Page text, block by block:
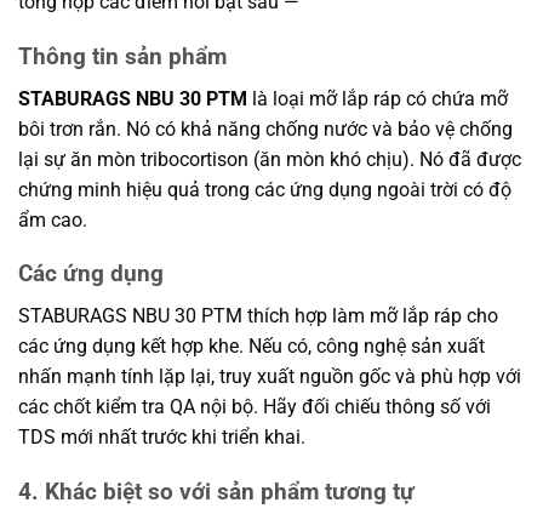
Thông tin sản phẩm
STABURAGS NBU 30 PTM là loại mỡ lắp ráp có chứa mỡ
bôi trơn rắn. Nó có khả năng chống nước và bảo vệ chống
lại sự ăn mòn tribocortison (ăn mòn khó chịu). Nó đã được
chứng minh hiệu quả trong các ứng dụng ngoài trời có độ
ẩm cao.
Các ứng dụng
STABURAGS NBU 30 PTM thích hợp làm mỡ lắp ráp cho
các ứng dụng kết hợp khe. Nếu có, công nghệ sản xuất
nhấn mạnh tính lặp lại, truy xuất nguồn gốc và phù hợp với
các chốt kiểm tra QA nội bộ. Hãy đối chiếu thông số với
TDS mới nhất trước khi triển khai.
4. Khác biệt so với sản phẩm tương tự